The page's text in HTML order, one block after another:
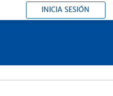
INICIA SESIÓN